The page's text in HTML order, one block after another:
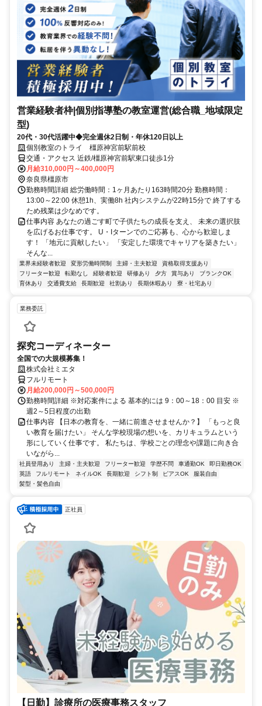
営業経験者枠|個別指導塾の教室運営(総合職_地域限定
型)
20代・30代活躍中◆完全週休2日制・年休120日以上
個別教室のトライ 橿原神宮前駅前校
交通・アクセス 近鉄/橿原神宮前駅東口徒歩1分
月給310,000円～400,000円
奈良県橿原市
勤務時間詳細 総労働時間：1ヶ月あたり163時間20分 勤務時間：
13:00～22:00 休憩1h、実働8h 社内システムが22時15分で 終了する
ため残業は少なめです。
仕事内容 あなたの過ごす町で子供たちの成長を支え、 未来の選択肢
を広げるお仕事です。 U・Iターンでのご応募も、心から歓迎しま
す！ 「地元に貢献したい」 「安定した環境でキャリアを築きたい」
そんな...
業界未経験者歓迎 変形労働時間制 主婦・主夫歓迎
資格取得支援あり
フリーター歓迎
転勤なし 経験者歓迎 研修あり 夕方 賞与あり
ブランクOK
育休あり
交通費支給 長期歓迎 社割あり 長期休暇あり 寮・社宅あり
業務委託
探究コーディネーター
全国での大規模募集！
株式会社ミエタ
フルリモート
月給200,000円～500,000円
勤務時間詳細 ※対応案件による 基本的には 9：00～18：00 目安 ※
週2～5日程度の出勤
仕事内容 【日本の教育を、一緒に前進させませんか？】 「もっと良
い教育を届けたい」 そんな学校現場の想いを、カリキュラムという
形にしていく仕事です。 私たちは、学校ごとの理念や課題に向き合
いながら...
社員登用あり 主婦・主夫歓迎 フリーター歓迎 学歴不問 車通勤OK
即日勤務OK
英語
フルリモート ネイルOK 長期歓迎 シフト制 ピアスOK
服装自由
髪型・髪色自由
正社員
【日勤】診療所の医療事務スタッフ